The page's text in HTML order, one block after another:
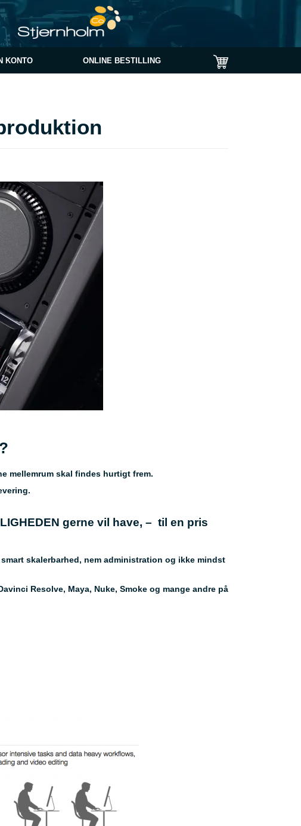
KONTO ONLINE BESTILLING
mellemrum skal findes hurtigt frem.
gerne vil have, – til en pris
skalerbarhed, nem administration og ikke mindst
Resolve, Maya, Nuke, Smoke og mange andre på